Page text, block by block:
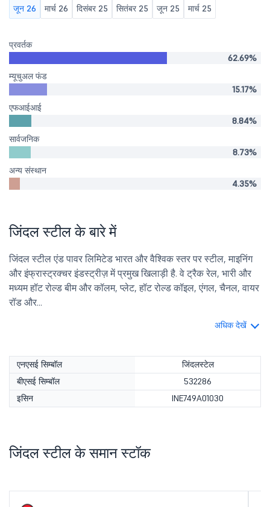
जून 26 मार्च 26 दिसंबर 25 सितंबर 25 जून 25 मार्च 25
प्रवर्तक
62.69%
म्यूचुअल फंड
15.17%
एफआईआई
8.84%
सार्वजनिक
8.73%
अन्य संस्थान
4.35%
जिंदल स्टील के बारे में
जिंदल स्टील एंड पावर लिमिटेड भारत और वैश्विक स्तर पर स्टील, माइनिंग
और इंफ्रास्ट्रक्चर इंडस्ट्रीज़ में प्रमुख खिलाड़ी है. वे ट्रैक रेल, भारी और
मध्यम हॉट रोल्ड बीम और कॉलम, प्लेट, हॉट रोल्ड कॉइल, एंगल, चैनल, वायर
रॉड और...
अधिक देखें
एनएसई सिम्बॉल
जिंदलस्टेल
बीएसई सिम्बॉल
532286
इसिन
INE749A01030
जिंदल स्टील के समान स्टॉक